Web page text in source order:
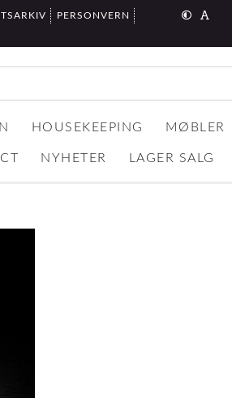
PERSONVERN
HOUSEKEEPING MØBLER
NYHETER LAGER SALG